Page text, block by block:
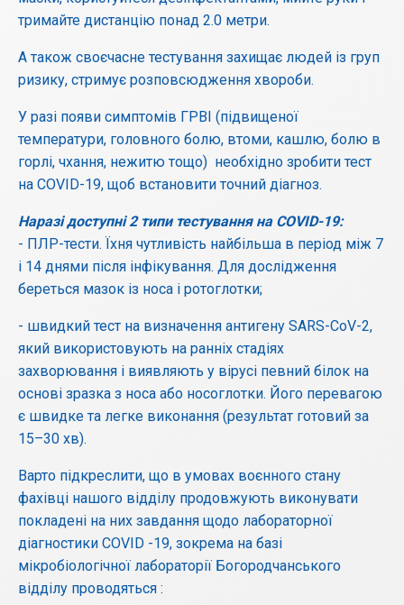
тримайте дистанцію понад 2.0 метри.
А також своєчасне тестування захищає людей із груп
ризику, стримує розповсюдження хвороби.
У разі появи симптомів ГРВІ (підвищеної
температури, головного болю, втоми, кашлю, болю в
горлі, чхання, нежитю тощо) необхідно зробити тест
на COVID-19, щоб встановити точний діагноз.
Наразі доступні 2 типи тестування на COVID-19:
- ПЛР-тести. Їхня чутливість найбільша в період між 7
і 14 днями після інфікування. Для дослідження
береться мазок із носа і ротоглотки;
- швидкий тест на визначення антигену SARS-CoV-2,
який використовують на ранніх стадіях
захворювання і виявляють у вірусі певний білок на
основі зразка з носа або носоглотки. Його перевагою
є швидке та легке виконання (результат готовий за
15–30 хв).
Варто підкреслити, що в умовах воєнного стану
фахівці нашого відділу продовжують виконувати
покладені на них завдання щодо лабораторної
діагностики COVID -19, зокрема на базі
мікробіологічної лабораторії Богородчанського
відділу проводяться :